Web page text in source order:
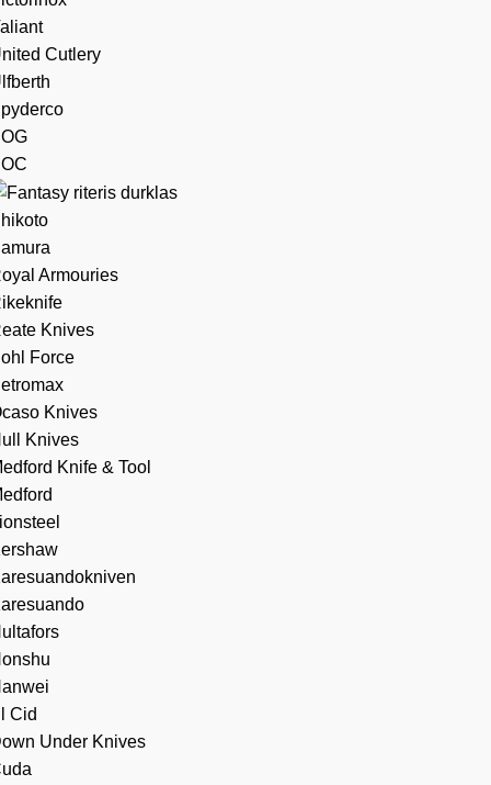
Cutlery
Armouries
Knives
Force
Knives
Knives
Knife & Tool
Cid
Under Knives